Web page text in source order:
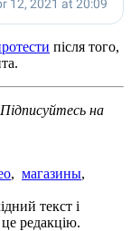
після того,
на
, магазины,
текст і
редакцію.